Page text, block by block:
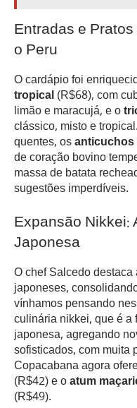
Entradas e
o Peru
O cardápio foi
tropical(R$68), com
limão e maracujá, e o
clássico, misto e
quentes, os
de coração bovino
massa de batata
sugestões imperdíveis.
Expansão Nikkei:
Japonesa
O chef Salcedo
japoneses,
vínhamos pensando
culinária nikkei, que é
japonesa, agregando
sofisticados, com muita
Copacabana agora
(R$42) e oatum
(R$49).